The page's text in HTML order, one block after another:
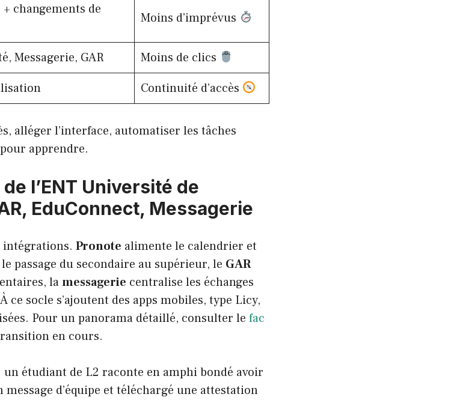
changements de
Moins d’imprévus
Messagerie, GAR
Moins de clics
Continuité d’accès
alléger l’interface, automatiser les tâches
apprendre.
l’ENT Université de
EduConnect, Messagerie
intégrations. Pronote alimente le calendrier et
passage du secondaire au supérieur, le GAR
lamessagerie centralise les échanges
ce socle s’ajoutent des apps mobiles, type Licy,
Pour un panorama détaillé, consulter le fac
en cours.
étudiant de L2 raconte en amphi bondé avoir
d’équipe et téléchargé une attestation